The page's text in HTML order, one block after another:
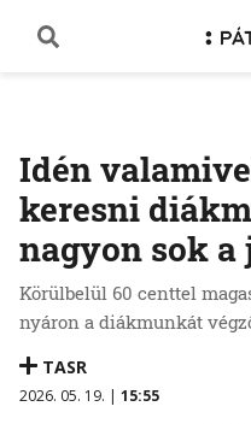
Idén
keresni
nagyon sok a
Körülbelül 60 centtel
nyáron a diákmunkát
TASR
2026. 05. 19. | 15:55